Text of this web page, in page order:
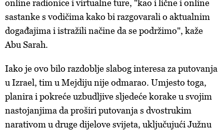
online radionice i virtualne ture, "kao i lične i online
sastanke s vodičima kako bi razgovarali o aktualnim
događajima i istražili načine da se podržimo", kaže
Abu Sarah.
Iako je ovo bilo razdoblje slabog interesa za putovanja
u Izrael, tim u Mejdiju nije odmarao. Umjesto toga,
planira i pokreće uzbudljive sljedeće korake u svojim
nastojanjima da proširi putovanja s dvostrukim
narativom u druge dijelove svijeta, uključujući Južnu